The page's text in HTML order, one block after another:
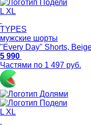
L XL
TYPES
мужские шорты
"Every Day" Shorts,
5 990
Частями по 1 497 руб.
L XL